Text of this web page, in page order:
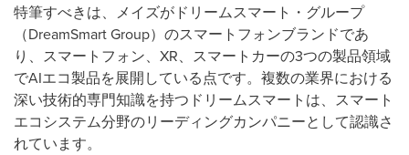
特筆すべきは、メイズがドリームスマート・グループ
（DreamSmart Group）のスマートフォンブランドであ
り、スマートフォン、XR、スマートカーの3つの製品領域
でAIエコ製品を展開している点です。複数の業界における
深い技術的専門知識を持つドリームスマートは、スマート
エコシステム分野のリーディングカンパニーとして認識さ
れています。